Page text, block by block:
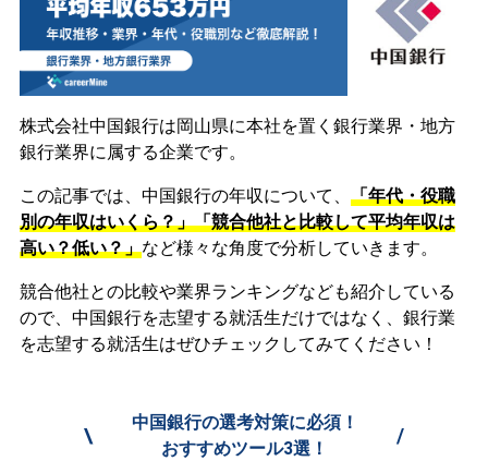
株式会社中国銀行は岡山県に本社を置く銀行業界・地方
銀行業界に属する企業です。
この記事では、中国銀行の年収について、 「年代・役職
別の年収はいくら？」「競合他社と比較して平均年収は
高い？低い？」など様々な角度で分析していきます。
競合他社との比較や業界ランキングなども紹介している
ので、中国銀行を志望する就活生だけではなく、銀行業
を志望する就活生はぜひチェックしてみてください！
\
中国銀行の選考対策に必須！
おすすめツール3選！
/